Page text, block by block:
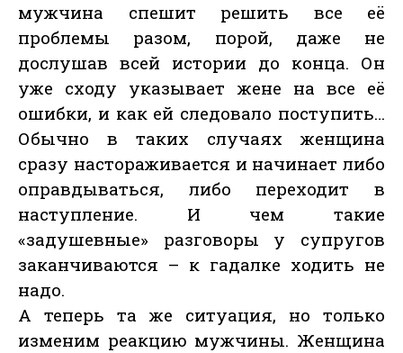
мужчина спешит решить все её
проблемы разом, порой, даже не
дослушав всей истории до конца. Он
уже сходу указывает жене на все её
ошибки, и как ей следовало поступить…
Обычно в таких случаях женщина
сразу настораживается и начинает либо
оправдываться, либо переходит в
наступление. И чем такие
«задушевные» разговоры у супругов
заканчиваются – к гадалке ходить не
надо.
А теперь та же ситуация, но только
изменим реакцию мужчины. Женщина